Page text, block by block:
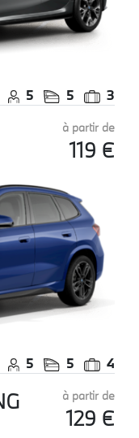
5 5 3
à partir de
119 €
5 5 4
à partir de
129 €